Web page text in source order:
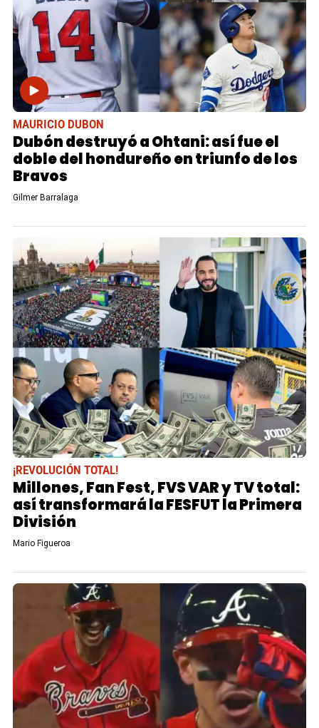
MAURICIO DUBON
Dubón destruyó a Ohtani: así fue el
doble del hondureño en triunfo de los
Bravos
Gilmer Barralaga
¡REVOLUCIÓN TOTAL!
Millones, Fan Fest, FVS VAR y TV total:
así transformará la FESFUT la Primera
División
Mario Figueroa